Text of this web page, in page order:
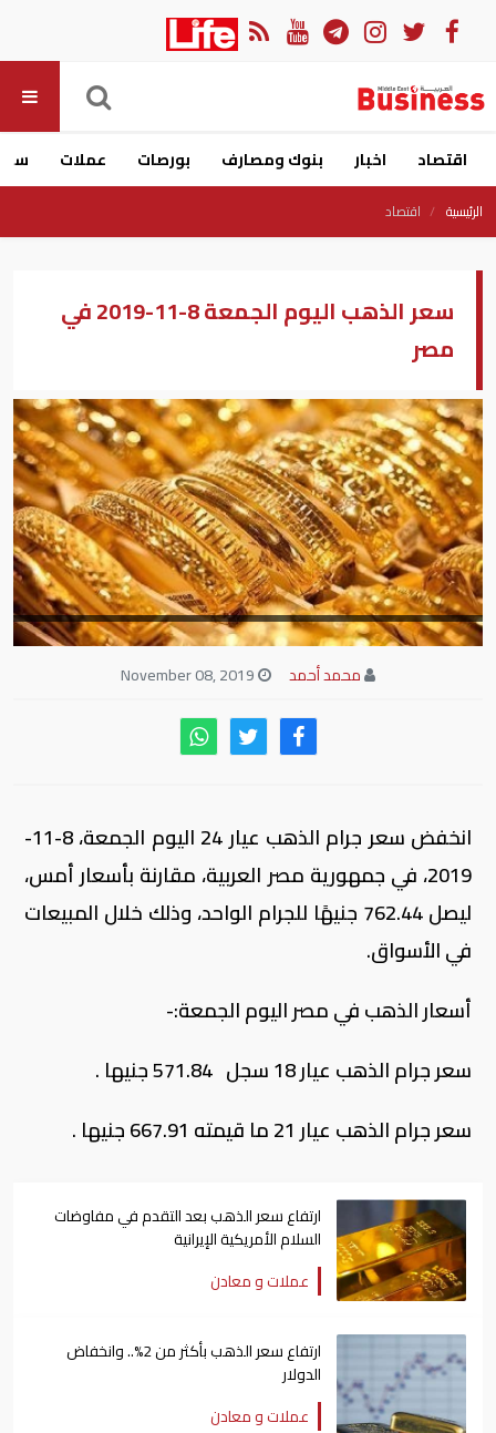
اقتصاد اخبار بنوك ومصارف بورصات عملات
الرئيسية اقتصاد
سعر الذهب اليوم الجمعة 8-11-2019 في
مصر
محمد أحمد
انخفض سعر جرام الذهب عيار 24 اليوم الجمعة، 8-11-
2019، في جمهورية مصر العربية، مقارنة بأسعار أمس،
ليصل 762.44 جنيهًا للجرام الواحد، وذلك خلال المبيعات
في الأسواق.
أسعار الذهب في مصر اليوم الجمعة:-
سعر جرام الذهب عيار 18 سجل 571.84 جنيها .
سعر جرام الذهب عيار 21 ما قيمته 667.91 جنيها .
ارتفاع سعر الذهب بعد التقدم في مفاوضات
السلام الأمريكية الإيرانية
عملات و معادن
ارتفاع سعر الذهب بأكثر من 2%.. وانخفاض
الدولار
عملات و معادن